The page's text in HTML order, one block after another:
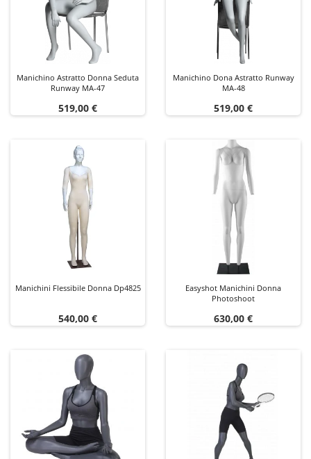
Manichino Astratto Donna Seduta
Runway MA-47
Prezzo
519,00 €
Manichino Dona Astratto Runway
MA-48
Prezzo
519,00 €
Manichini Flessibile Donna Dp4825
Prezzo
540,00 €
Easyshot Manichini Donna
Photoshoot
Prezzo
630,00 €